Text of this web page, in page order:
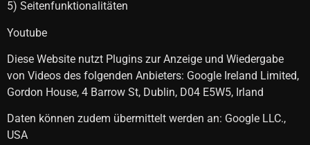
5) Seitenfunktionalitäten
Youtube
Diese Website nutzt Plugins zur Anzeige und Wiedergabe
von Videos des folgenden Anbieters: Google Ireland Limited,
Gordon House, 4 Barrow St, Dublin, D04 E5W5, Irland
Daten können zudem übermittelt werden an: Google LLC.,
USA